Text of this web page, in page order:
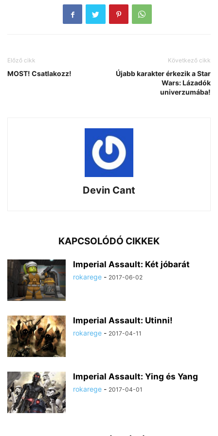
Előző cikk
MOST! Csatlakozz!
Következő cikk
Újabb karakter érkezik a Star
Wars: Lázadók
univerzumába!
Devin Cant
KAPCSOLÓDÓ CIKKEK
Imperial Assault: Két jóbarát
rokarege - 2017-06-02
Imperial Assault: Utinni!
rokarege - 2017-04-11
Imperial Assault: Ying és Yang
rokarege - 2017-04-01